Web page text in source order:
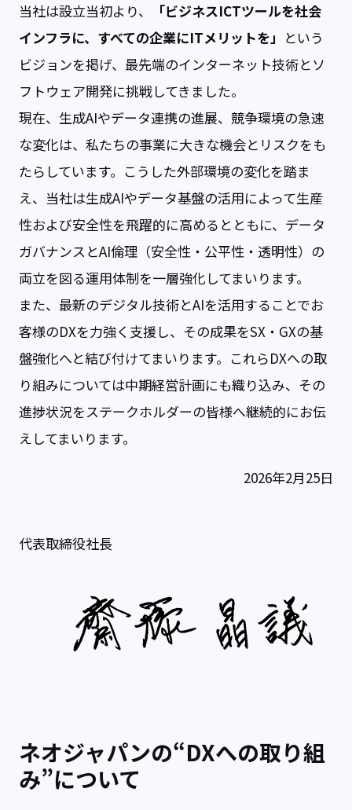
当社は設立当初より、
「ビジネスICTツールを社会
インフラに、すべての企業にITメリットを」 という
ビジョンを掲げ、最先端のインターネット技術とソ
フトウェア開発に挑戦してきました。
現在、生成AIやデータ連携の進展、競争環境の急速
な変化は、私たちの事業に大きな機会とリスクをも
たらしています。こうした外部環境の変化を踏ま
え、当社は生成AIやデータ基盤の活用によって生産
性および安全性を飛躍的に高めるとともに、データ
ガバナンスとAI倫理（安全性・公平性・透明性）の
両立を図る運用体制を一層強化してまいります。
また、最新のデジタル技術とAIを活用することでお
客様のDXを力強く支援し、その成果をSX・GXの基
盤強化へと結び付けてまいります。これらDXへの取
り組みについては中期経営計画にも織り込み、その
進捗状況をステークホルダーの皆様へ継続的にお伝
えしてまいります。
2026年2月25日
代表取締役社長
ネオジャパンの“DXへの取り組
み”について